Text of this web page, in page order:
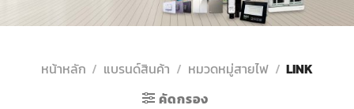
หน้าหลัก / แบรนด์สินค้า / หมวดหมู่สายไฟ / LINK
คัดกรอง